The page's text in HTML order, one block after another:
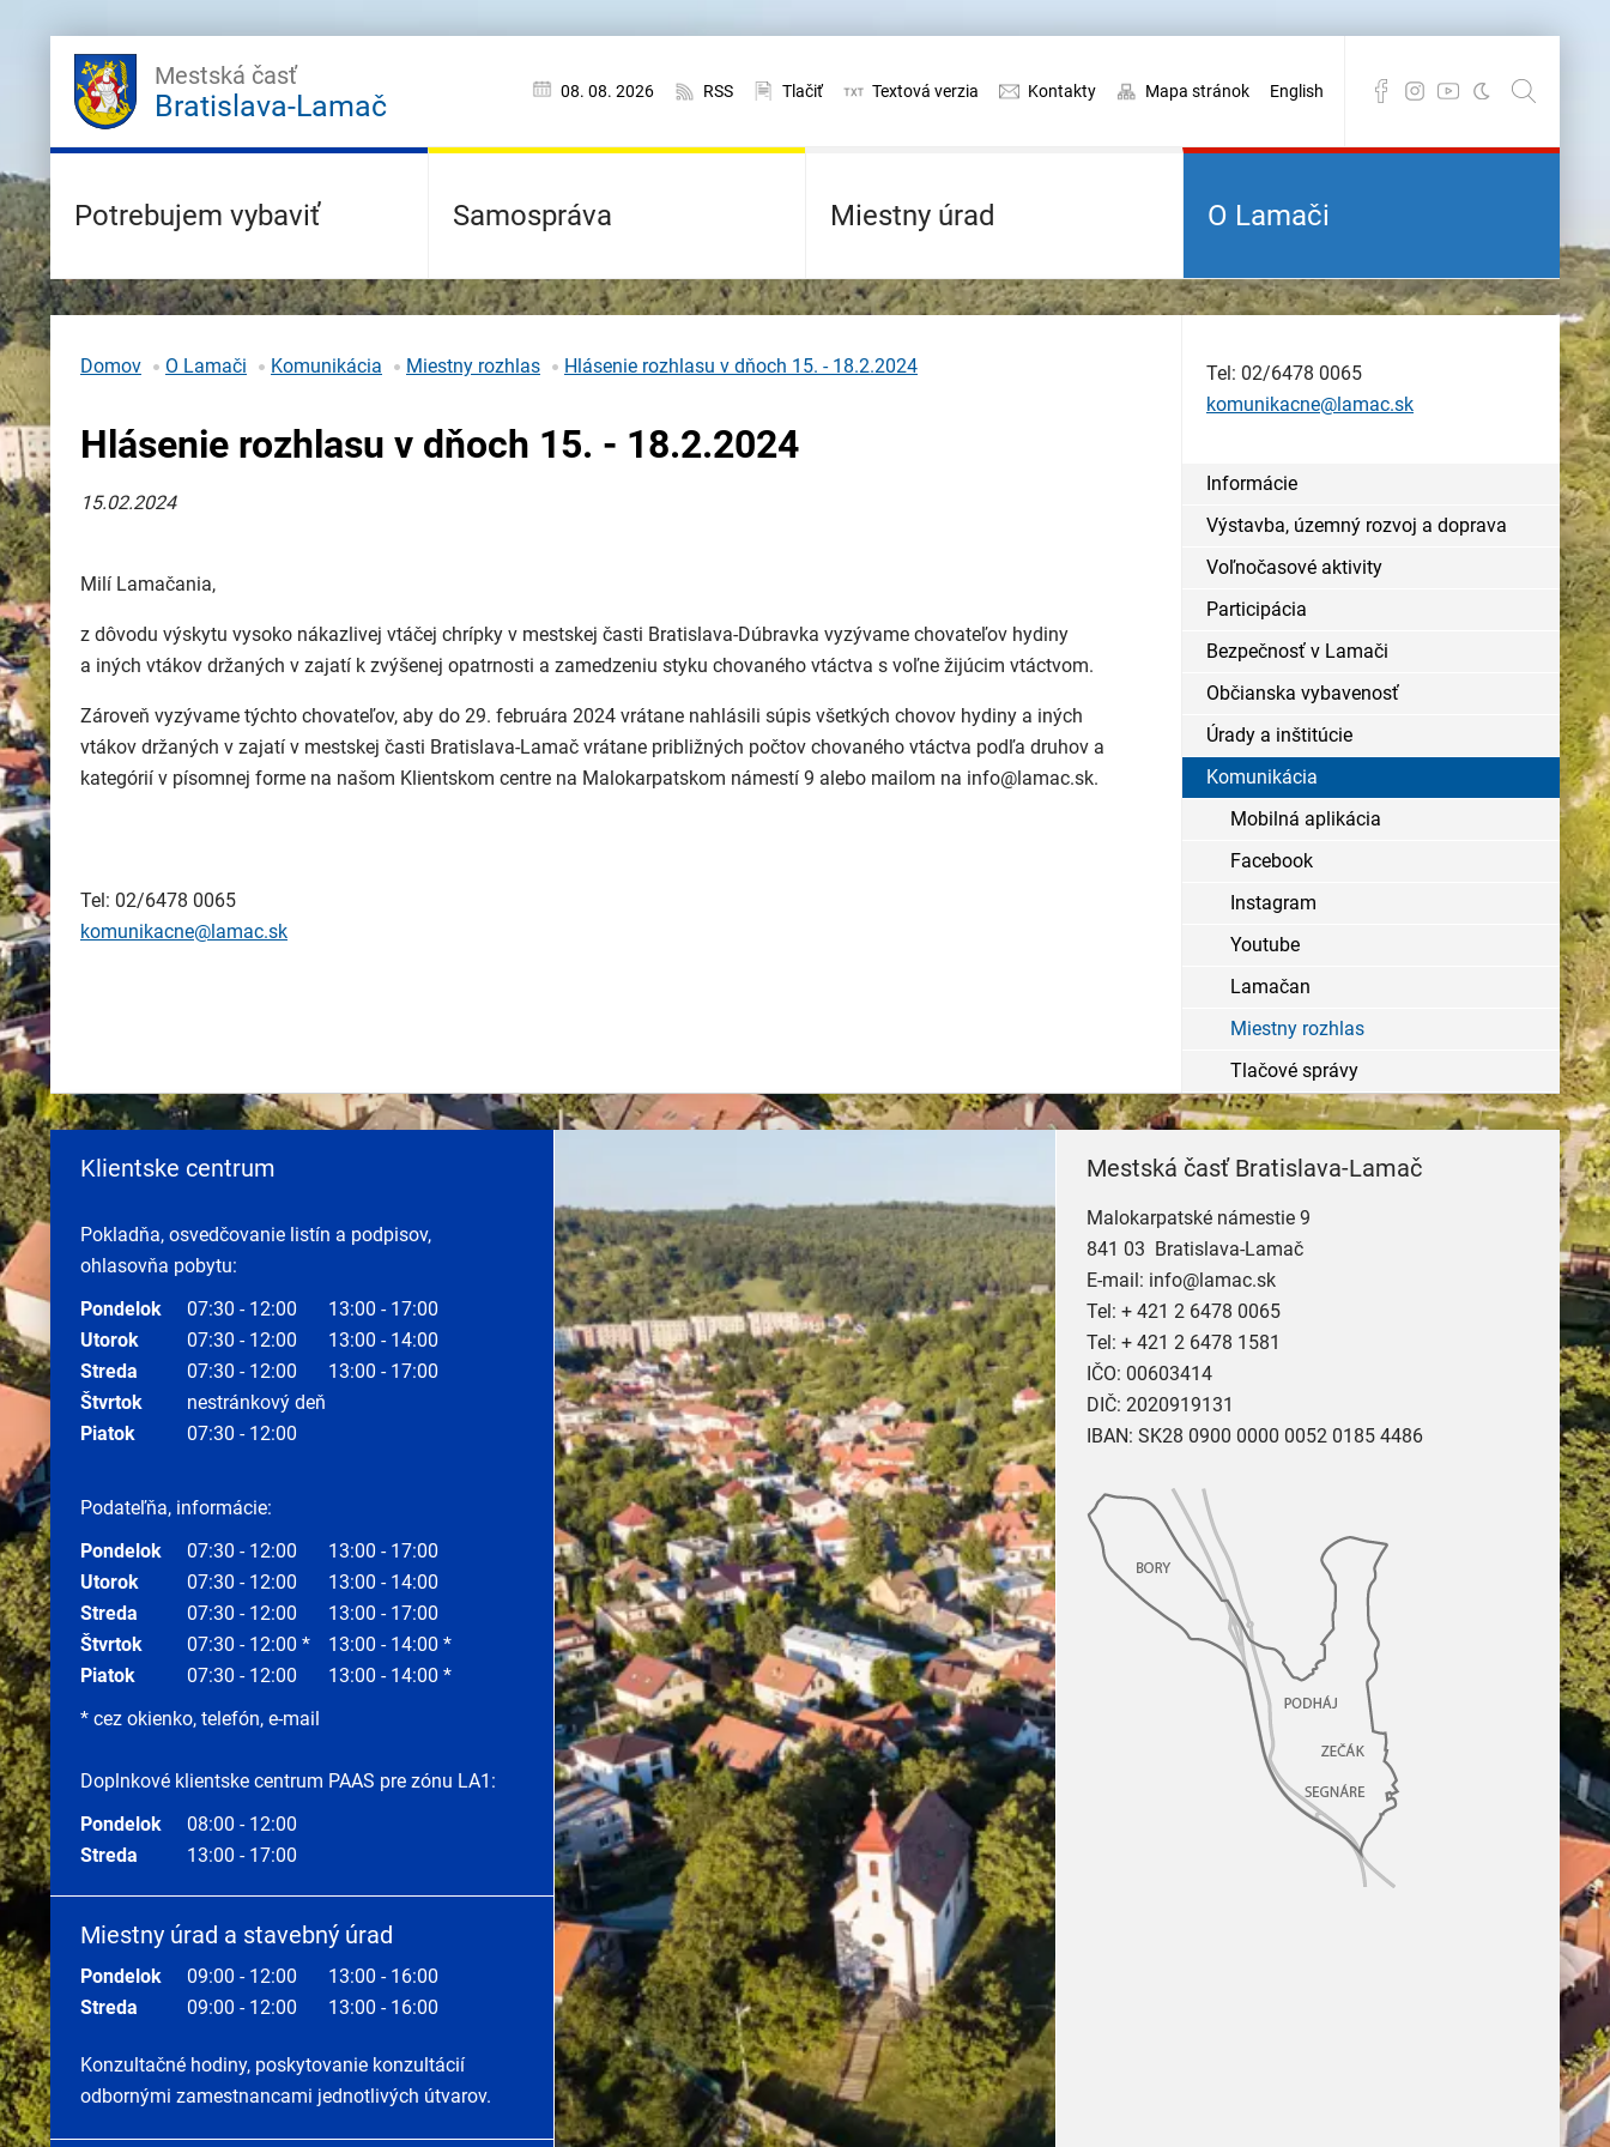
Mestská časť
Bratislava-Lamač 08. 08. 2026 RSS Tlačiť Textová verzia Kontakty Mapa stránok English
Potrebujem vybaviť Samospráva Miestny úrad O Lamači
Domov O Lamači Komunikácia Miestny rozhlas Hlásenie rozhlasu v dňoch 15. - 18.2.2024
Hlásenie rozhlasu v dňoch 15. - 18.2.2024
15.02.2024
Milí Lamačania,
z dôvodu výskytu vysoko nákazlivej vtáčej chrípky v mestskej časti Bratislava-Dúbravka vyzývame chovateľov hydiny
a iných vtákov držaných v zajatí k zvýšenej opatrnosti a zamedzeniu styku chovaného vtáctva s voľne žijúcim vtáctvom.
Zároveň vyzývame týchto chovateľov, aby do 29. februára 2024 vrátane nahlásili súpis všetkých chovov hydiny a iných
vtákov držaných v zajatí v mestskej časti Bratislava-Lamač vrátane približných počtov chovaného vtáctva podľa druhov a
kategórií v písomnej forme na našom Klientskom centre na Malokarpatskom námestí 9 alebo mailom na info@lamac.sk.
Tel: 02/6478 0065
komunikacne@lamac.sk
Tel: 02/6478 0065
komunikacne@lamac.sk
Informácie
Výstavba, územný rozvoj a doprava
Voľnočasové aktivity
Participácia
Bezpečnosť v Lamači
Občianska vybavenosť
Úrady a inštitúcie
Komunikácia
Mobilná aplikácia
Facebook
Instagram
Youtube
Lamačan
Miestny rozhlas
Tlačové správy
Klientske centrum
Pokladňa, osvedčovanie listín a podpisov,
ohlasovňa pobytu:
Pondelok
07:30 - 12:00
13:00 - 17:00
Utorok
07:30 - 12:00
13:00 - 14:00
Streda
07:30 - 12:00
13:00 - 17:00
Štvrtok
nestránkový deň
Piatok
07:30 - 12:00
Podateľňa, informácie:
Pondelok
07:30 - 12:00
13:00 - 17:00
Utorok
07:30 - 12:00
13:00 - 14:00
Streda
07:30 - 12:00
13:00 - 17:00
Štvrtok
07:30 - 12:00 *
13:00 - 14:00 *
Piatok
07:30 - 12:00
13:00 - 14:00 *
* cez okienko, telefón, e-mail
Doplnkové klientske centrum PAAS pre zónu LA1:
Pondelok
08:00 - 12:00
Streda
13:00 - 17:00
Miestny úrad a stavebný úrad
Pondelok 09:00 - 12:00
13:00 - 16:00
Streda
09:00 - 12:00 13:00 - 16:00
Konzultačné hodiny, poskytovanie konzultácií
odbornými zamestnancami jednotlivých útvarov.
Mestská časť Bratislava-Lamač
Malokarpatské námestie 9
841 03 Bratislava-Lamač
E-mail: info@lamac.sk
Tel:+ 421 2 6478 0065
Tel:+ 421 2 6478 1581
IČO: 00603414
DIČ: 2020919131
IBAN: SK28 0900 0000 0052 0185 4486